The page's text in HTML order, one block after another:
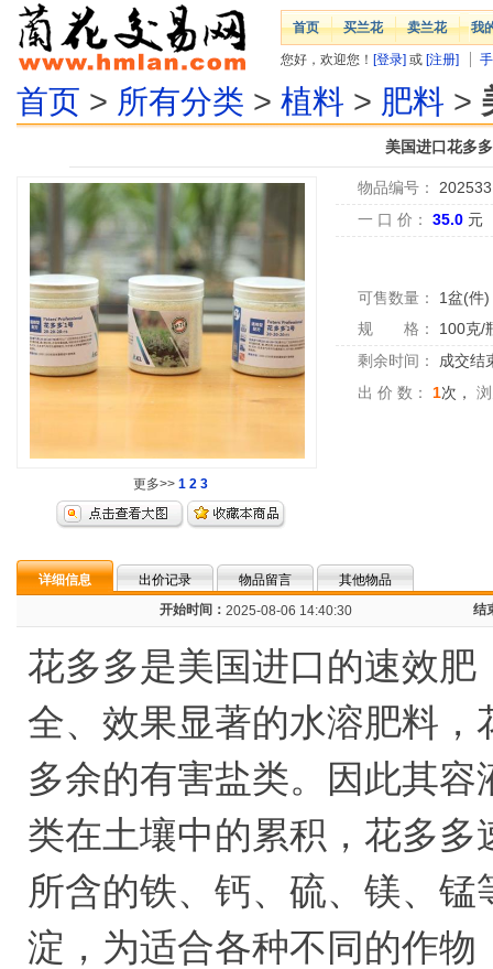
首页 买兰花 卖兰花 我
您好，欢迎您！ [登录] 或 [注册]
首页 > 所有分类 > 植料 > 肥料 >
美国进口花多
更多>> 1 2 3
物品编号：
一 口 价：
35.0 元
可售数量： 1盆(件)
规 格：
100克/
剩余时间：
成交结
出 价 数：
1次，
详细信息 出价记录 物品留言
其他物品
开始时间： 2025-08-06 14:40:30 结
花多多是美国进口的速效
全、效果显著的水溶肥料
多余的有害盐类。因此其
类在土壤中的累积，花多
所含的铁、钙、硫、镁、
淀，为适合各种不同的作